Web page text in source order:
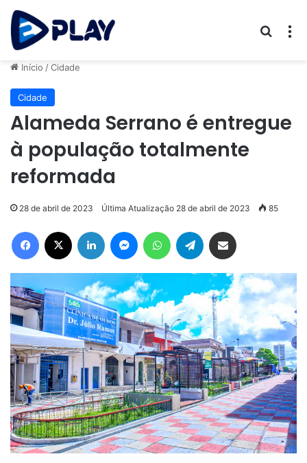
Início /Cidade
Cidade
Alameda Serrano é entregue
à população totalmente
reformada
28 de abril de 2023 Última Atualização 28 de abril de 2023 85
Facebook Linkedin MessengerWhatsAppTelegram